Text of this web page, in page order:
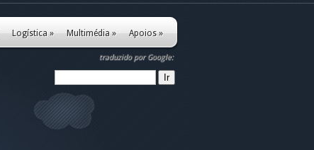
Logística » Multimédia » Apoios »
traduzido por Google: